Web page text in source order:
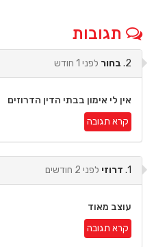
תגובות
בחורלפני 1 חודש
אין לי אימון בבתי הדין הדרוזים
קרא תגובה
דרוזילפני 2 חודשים
עוצב מאוד
קרא תגובה